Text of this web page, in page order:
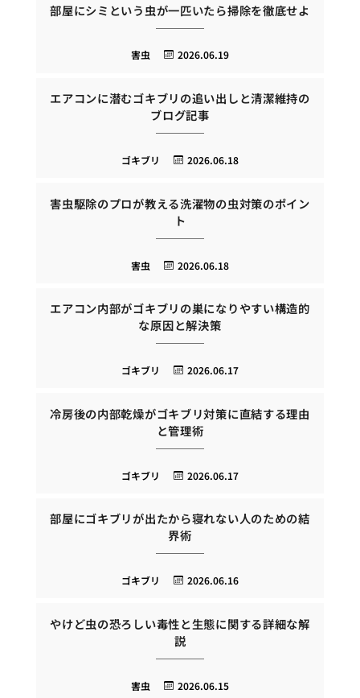
部屋にシミという虫が一匹いたら掃除を徹底せよ
2026.06.19
害虫
エアコンに潜むゴキブリの追い出しと清潔維持の
ブログ記事
2026.06.18
ゴキブリ
害虫駆除のプロが教える洗濯物の虫対策のポイン
ト
2026.06.18
害虫
エアコン内部がゴキブリの巣になりやすい構造的
な原因と解決策
2026.06.17
ゴキブリ
冷房後の内部乾燥がゴキブリ対策に直結する理由
と管理術
2026.06.17
ゴキブリ
部屋にゴキブリが出たから寝れない人のための結
界術
2026.06.16
ゴキブリ
やけど虫の恐ろしい毒性と生態に関する詳細な解
説
2026.06.15
害虫